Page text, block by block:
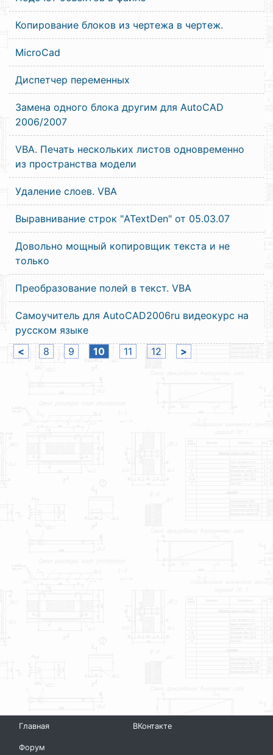
Копирование блоков из чертежа в чертеж.
MicroCad
Диспетчер переменных
Замена одного блока другим для AutoCAD
2006/2007
VBA. Печать нескольких листов одновременно
из пространства модели
Удаление слоев. VBA
Выравнивание строк "ATextDen" от 05.03.07
Довольно мощный копировщик текста и не
только
Преобразование полей в текст. VBA
Самоучитель для AutoCAD2006ru видеокурс на
русском языке
<
8 9 10 11 12 >
Главная
Форум
ВКонтакте